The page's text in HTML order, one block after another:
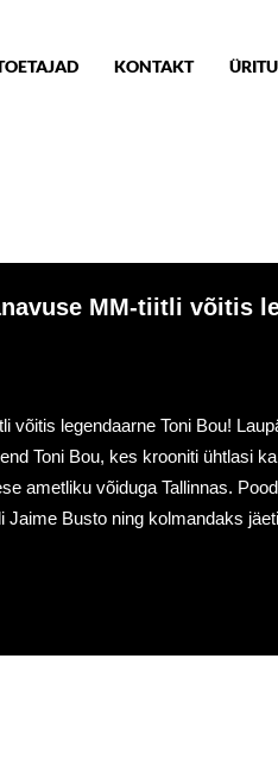
KONTAKT
MM-tiitli võitis
võitis legendaarne Toni Bou!
Toni Bou, kes krooniti ühtlasi
ametliku võiduga Tallinnas.
Busto ning kolmandaks